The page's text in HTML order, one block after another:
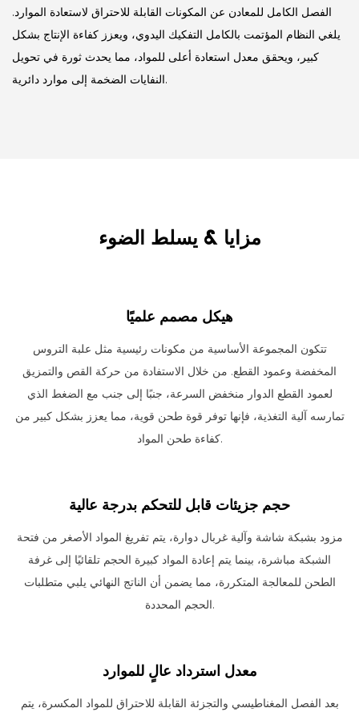
الفصل الكامل للمعادن عن المكونات القابلة للاحتراق لاستعادة الموارد.
يلغي النظام المؤتمت بالكامل التفكيك اليدوي، ويعزز كفاءة الإنتاج بشكل
كبير، ويحقق معدل استعادة أعلى للمواد، مما يحدث ثورة في تحويل
النفايات الضخمة إلى موارد دائرية.
مزايا & يسلط الضوء
هيكل مصمم علميًا
تتكون المجموعة الأساسية من مكونات رئيسية مثل علبة التروس
المخفضة وعمود القطع. من خلال الاستفادة من حركة القص والتمزيق
لعمود القطع الدوار منخفض السرعة، جنبًا إلى جنب مع الضغط الذي
تمارسه آلية التغذية، فإنها توفر قوة طحن قوية، مما يعزز بشكل كبير من
كفاءة طحن المواد.
حجم جزيئات قابل للتحكم بدرجة عالية
مزود بشبكة شاشة وآلية غربال دوارة، يتم تفريغ المواد الأصغر من فتحة
الشبكة مباشرة، بينما يتم إعادة المواد كبيرة الحجم تلقائيًا إلى غرفة
الطحن للمعالجة المتكررة، مما يضمن أن الناتج النهائي يلبي متطلبات
الحجم المحددة.
معدل استرداد عالٍ للموارد
بعد الفصل المغناطيسي والتجزئة القابلة للاحتراق للمواد المكسرة، يتم